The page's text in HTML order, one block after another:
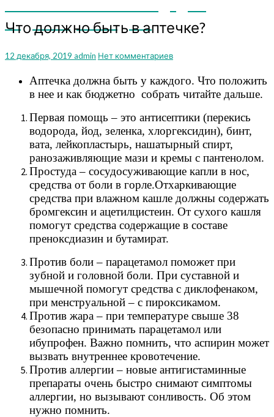
подсказку. Заходите
Что
должно
в
Что должно быть в аптечке?
12 декабря, 2019 admin Комментарии
Нет комментариев
Аптечка должна быть у каждого. Что положить
в нее и как бюджетно собрать читайте дальше.
Первая помощь – это антисептики (перекись
водорода, йод, зеленка, хлоргексидин), бинт,
вата, лейкопластырь, нашатырный спирт,
ранозаживляющие мази и кремы с пантенолом.
Простуда – сосудосуживающие капли в нос,
средства от боли в горле.Отхаркивающие
средства при влажном кашле должны содержать
бромгексин и ацетилцистеин. От сухого кашля
помогут средства содержащие в составе
преноксдиазин и бутамират.
Против боли – парацетамол поможет при
зубной и головной боли. При суставной и
мышечной помогут средства с диклофенаком,
при менструальной – с пироксикамом.
Против жара – при температуре свыше 38
безопасно принимать парацетамол или
ибупрофен. Важно помнить, что аспирин может
вызвать внутреннее кровотечение.
Против аллергии – новые антигистаминные
препараты очень быстро снимают симптомы
аллергии, но вызывают сонливость. Об этом
нужно помнить.